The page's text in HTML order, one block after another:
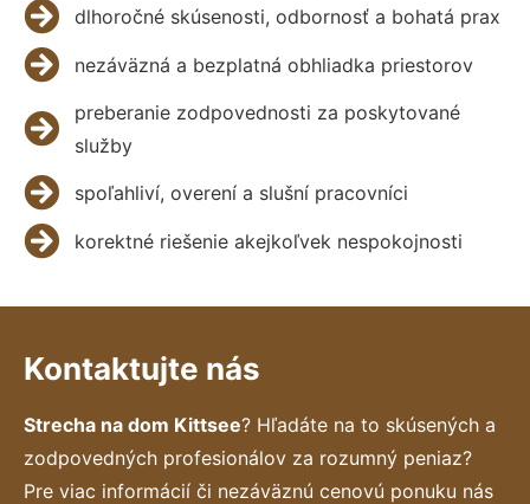
dlhoročné skúsenosti, odbornosť a bohatá prax
nezáväzná a bezplatná obhliadka priestorov
preberanie zodpovednosti za poskytované
služby
spoľahliví, overení a slušní pracovníci
korektné riešenie akejkoľvek nespokojnosti
Kontaktujte nás
Strecha na dom Kittsee? Hľadáte na to skúsených a
zodpovedných profesionálov za rozumný peniaz?
Pre viac informácií či nezáväznú cenovú ponuku nás